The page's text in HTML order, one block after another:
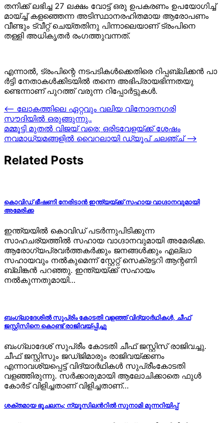
തനിക്ക് ലഭിച്ച 27 ലക്ഷം വോട്ട് ഒരു ഉപകരണം ഉപയോഗിച്ച്‌
മായ്ച്ച് കളഞ്ഞെന്ന അടിസ്ഥാനരഹിതമായ ആരോപണം
വീണ്ടും ട്വീറ്റ് ചെയ്തതിനു പിന്നാലെയാണ് ട്രംപിനെ
തള്ളി അധികൃതര്‍ രംഗത്തുവന്നത്.
എ​ന്നാ​ല്‍,​ ​ട്രം​പി​ന്റെ​ ​ന​ട​പ​ടി​ക​ള്‍​ക്കെ​തി​രെ​ ​റി​പ്പ​ബ്ലി​ക്ക​ന്‍​ ​പാ​
ര്‍​ട്ടി​ ​നേതാകള്‍ക്കി​ട​യി​ല്‍​ ​ത​ന്നെ​ ​അ​ഭി​പ്രാ​യ​ഭി​ന്ന​ത​യു​
ണ്ടെന്നാണ് പുറത്ത് വരുന്ന റിപ്പോര്‍ട്ടുകള്‍.
Post
navigation
⟵ ലോകത്തിലെ ഏറ്റവും വലിയ വിനോദനഗരി
സൗദിയിൽ ഒരുങ്ങുന്നു..
മമ്മൂട്ടി മുതൽ വിജയ് വരെ; ഒരിടവേളയ്ക്ക് ശേഷം
നവമാധ്യമങ്ങളിൽ വൈറലായി ഡ്യൂപ് ചലഞ്ച് ⟶
Related Posts
കൊവിഡ് ഭീഷണി നേരിടാന്‍ ഇന്ത്യയ്ക്ക് സഹായ വാഗ്ദാനവുമായി
അമേരിക്ക
ഇന്ത്യയില്‍ കൊവിഡ് പടര്‍ന്നുപിടിക്കുന്ന
സാഹചര്യത്തില്‍ സഹായ വാഗ്ദാനവുമായി അമേരിക്ക.
ആരോഗ്യപ്രവര്‍ത്തകര്‍ക്കും ജനങ്ങള്‍ക്കും എല്ലാ
സഹായവും നല്‍കുമെന്ന് സ്റ്റേറ്റ് സെക്രട്ടറി ആന്റണി
ബ്ലിങ്കന്‍ പറഞ്ഞു. ഇന്ത്യയ്ക്ക് സഹായം
നല്‍കുന്നതുമായി…
ബംഗ്ലാദേശിൽ സുപ്രിം കോടതി വളഞ്ഞ് വിദ്യാർഥികൾ, ചീഫ്
ജസ്റ്റിസിനെ കൊണ്ട് രാജിവയ്പ്പിച്ചു
ബംഗ്ലാദേശ് സുപ്രീം കോടതി ചീഫ് ജസ്റ്റിസ് രാജിവച്ചു.
ചീഫ് ജസ്റ്റിസും ജഡ്ജിമാരും രാജിവയ്ക്കണം
എന്നാവശ്യപ്പെട്ട് വിദ്യാര്‍ഥികള്‍ സുപ്രീംകോടതി
വളഞ്ഞിരുന്നു. സര്‍ക്കാരുമായി ആലോചിക്കാതെ ഫുള്‍
കോര്‍ട് വിളിച്ചതാണ് വിളിച്ചതാണ്…
ശക്തമായ ഭൂചലനം; ന്യൂസിലന്‍റില്‍ സുനാമി മുന്നറിയിപ്പ്